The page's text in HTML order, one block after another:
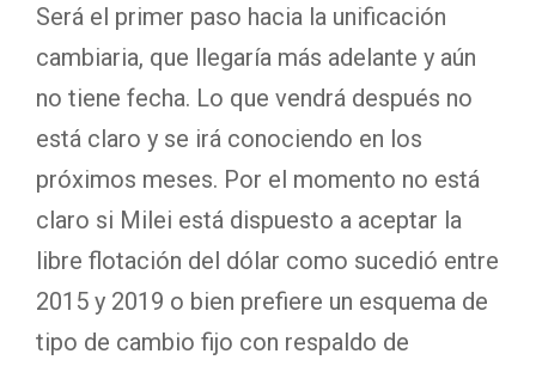
Será el primer paso hacia la unificación
cambiaria, que llegaría más adelante y aún
no tiene fecha. Lo que vendrá después no
está claro y se irá conociendo en los
próximos meses. Por el momento no está
claro si Milei está dispuesto a aceptar la
libre flotación del dólar como sucedió entre
2015 y 2019 o bien prefiere un esquema de
tipo de cambio fijo con respaldo de